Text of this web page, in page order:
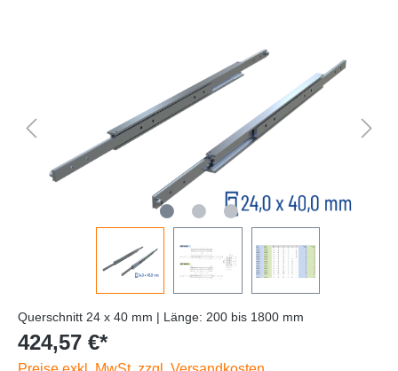
Querschnitt 24 x 40 mm | Länge: 200 bis 1800 mm
424,57 €*